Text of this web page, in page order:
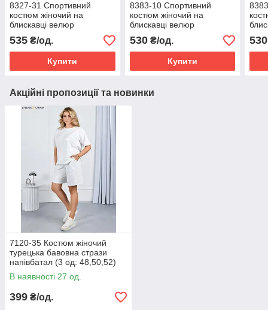
8327-31 Спортивний
костюм жіночий на
блискавці велюр
напівбатал (4 од:
48,50,52,54)
535 ₴/од.
Купити
8383-10 Спортивний
костюм жіночий на
блискавці велюр
напівбатал (4 од:
48,50,52,54)
530₴/од.
Купити
530
Акційні пропозиції та новинки
7120-35 Костюм жіночий
турецька бавовна стрази
напівбатал (3 од: 48,50,52)
В наявності 27 од.
399 ₴/од.